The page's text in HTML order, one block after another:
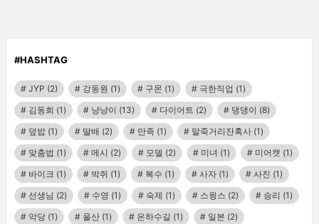
#HASHTAG
JYP (2) 강동원 (1) 구몬 (1) 극한직업 (1)
김동희 (1) 냥냥이 (13) 다이어트 (2) 댕댕이 (8)
덮밥 (1) 딸배 (2) 만족 (1) 말죽거리잔혹사 (1)
맞춤법 (1) 메시 (2) 모델 (2) 미녀 (1) 미어캣 (1)
바이크 (1) 박쥐 (1) 복수 (1) 사자 (1) 사진 (1)
선생님 (2) 수영 (1) 숙제 (1) 스윙스 (2) 승리 (1)
악당 (1) 울산 (1) 은하수길 (1) 일본 (2)